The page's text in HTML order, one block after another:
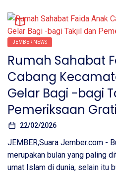
JEMBER NEWS
Rumah Sahabat
Cabang
Gelar Bagi -bagi
Pemeriksaan
22/02/2026
JEMBER,Suara Jember.com -
merupakan bulan yang paling
umat Islam di dunia, selain itu